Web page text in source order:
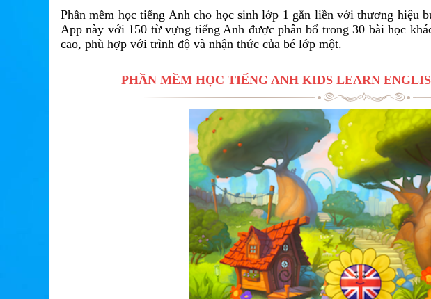
Phần mềm học tiếng Anh cho học sinh lớp 1 gắn liền với thương hiệu
App này với 150 từ vựng tiếng Anh được phân bổ trong 30 bài học
cao, phù hợp với trình độ và nhận thức của bé lớp một.
PHẦN MỀM HỌC TIẾNG ANH KIDS LEARN